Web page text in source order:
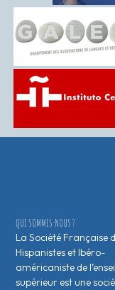
QUI SOMMES-NOUS ?
La Société Française
Hispanistes et Ibéro-
américaniste de
supérieur est une